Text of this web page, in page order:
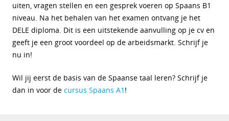
uiten, vragen stellen en een gesprek voeren op Spaans B1
niveau. Na het behalen van het examen ontvang je het
DELE diploma. Dit is een uitstekende aanvulling op je cv en
geeft je een groot voordeel op de arbeidsmarkt. Schrijf je
nu in!
Wil jij eerst de basis van de Spaanse taal leren? Schrijf je
dan in voor de cursus Spaans A1 !